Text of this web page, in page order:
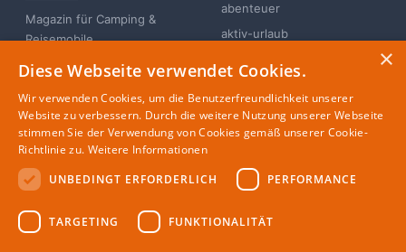
Magazin für Camping &
Reisemobile
abenteuer
aktiv-urlaub
familie
glamping
MAGAZIN
Partner
RECHTLICHES
Impressum
×
Diese Webseite verwendet Cookies.
Wir verwenden Cookies, um die Benutzerfreundlichkeit unserer
Website zu verbessern. Durch die weitere Nutzung unserer Webseite
stimmen Sie der Verwendung von Cookies gemäß unserer Cookie-
Richtlinie zu. Weitere Informationen
UNBEDINGT ERFORDERLICH
PERFORMANCE
TARGETING FUNKTIONALITÄT